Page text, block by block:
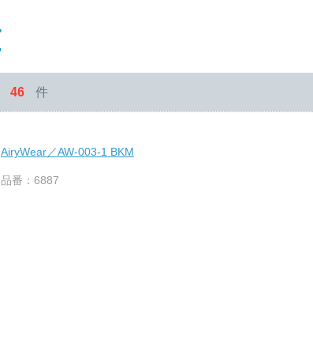
46 件
AiryWear／AW-003-1 BKM
品番：6887